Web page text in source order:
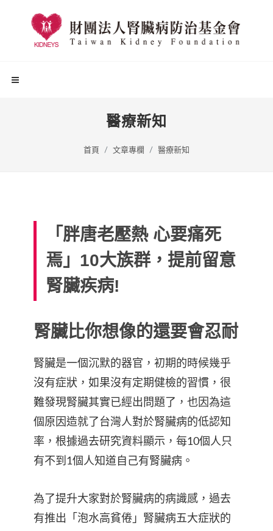
醫療新知
首頁 文章專欄 醫療新知
「胖唐老壓熱 心要痛死
焉」10大族群，提前留意
腎臟疾病!
腎臟比你想像的還要會忍耐
腎臟是一個沉默的器官，初期的時候幾乎
沒有症狀，如果沒有定期健檢的習慣，很
難發現腎臟其實已經出問題了，也因為這
個原因造就了台灣人對於腎臟病的低認知
率，根據過去研究資料顯示，每10個人只
有不到1個人知道自己有腎臟病。
為了提升大家對於腎臟病的病識感，過去
有推出「泡水高貧倦」腎臟病五大症狀的